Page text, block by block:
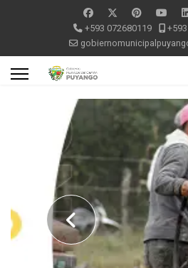
+593 072680119